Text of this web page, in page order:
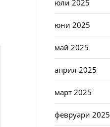
юли 2025
юни 2025
май 2025
април 2025
март 2025
февруари 2025